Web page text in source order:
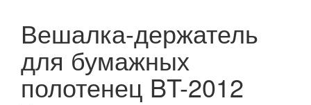
Вешалка-держатель
для бумажных
полотенец BT-2012